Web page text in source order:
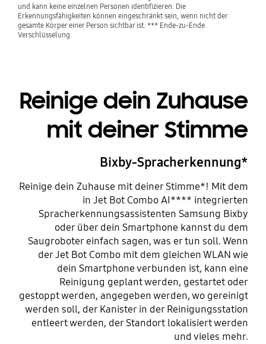
und kann keine einzelnen Personen identifizieren. Die
Erkennungsfähigkeiten können eingeschränkt sein, wenn nicht der
gesamte Körper einer Person sichtbar ist. *** Ende-zu-Ende
Verschlüsselung
Reinige dein Zuhause
mit deiner Stimme
Bixby-Spracherkennung*
Reinige dein Zuhause mit deiner Stimme*! Mit dem
in Jet Bot Combo AI**** integrierten
Spracherkennungsassistenten Samsung Bixby
oder über dein Smartphone kannst du dem
Saugroboter einfach sagen, was er tun soll. Wenn
der Jet Bot Combo mit dem gleichen WLAN wie
dein Smartphone verbunden ist, kann eine
Reinigung geplant werden, gestartet oder
gestoppt werden, angegeben werden, wo gereinigt
werden soll, der Kanister in der Reinigungsstation
entleert werden, der Standort lokalisiert werden
und vieles mehr.